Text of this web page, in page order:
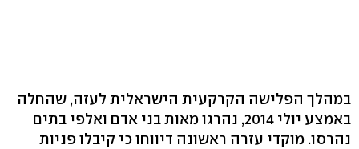
במהלך הפלישה הקרקעית הישראלית לעזה, שהחלה
באמצע יולי 2014, נהרגו מאות בני אדם ואלפי בתים
נהרסו. מוקדי עזרה ראשונה דיווחו כי קיבלו פניות